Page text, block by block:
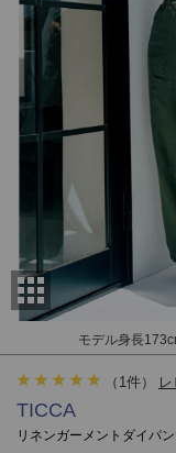
モデル身長
（ 1件）
TICCA
リネンガーメントダイパ